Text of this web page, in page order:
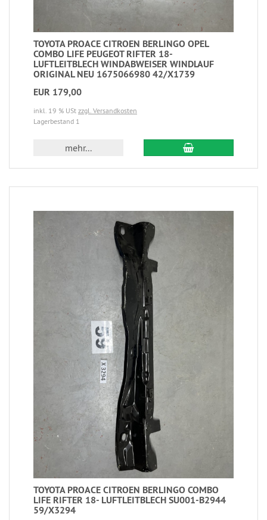
TOYOTA PROACE CITROEN BERLINGO OPEL
COMBO LIFE PEUGEOT RIFTER 18-
LUFTLEITBLECH WINDABWEISER WINDLAUF
ORIGINAL NEU 1675066980 42/X1739
EUR 179,00
inkl. 19 % USt zzgl. Versandkosten
Lagerbestand 1
mehr...
TOYOTA PROACE CITROEN BERLINGO COMBO
LIFE RIFTER 18- LUFTLEITBLECH SU001-B2944
59/X3294